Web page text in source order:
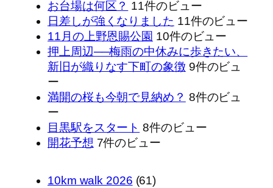
お台場は何区？ 11件のビュー
日差しが強くなりました 11件のビュー
11月の上野恩賜公園 10件のビュー
押上周辺──梅雨の中休みに歩きたい、
新旧が織りなす下町の象徴 9件のビュ
ー
満開の桜も今朝で見納め？ 8件のビュ
ー
目黒駅をスタート 8件のビュー
開花予想 7件のビュー
10km walk 2026 (61)